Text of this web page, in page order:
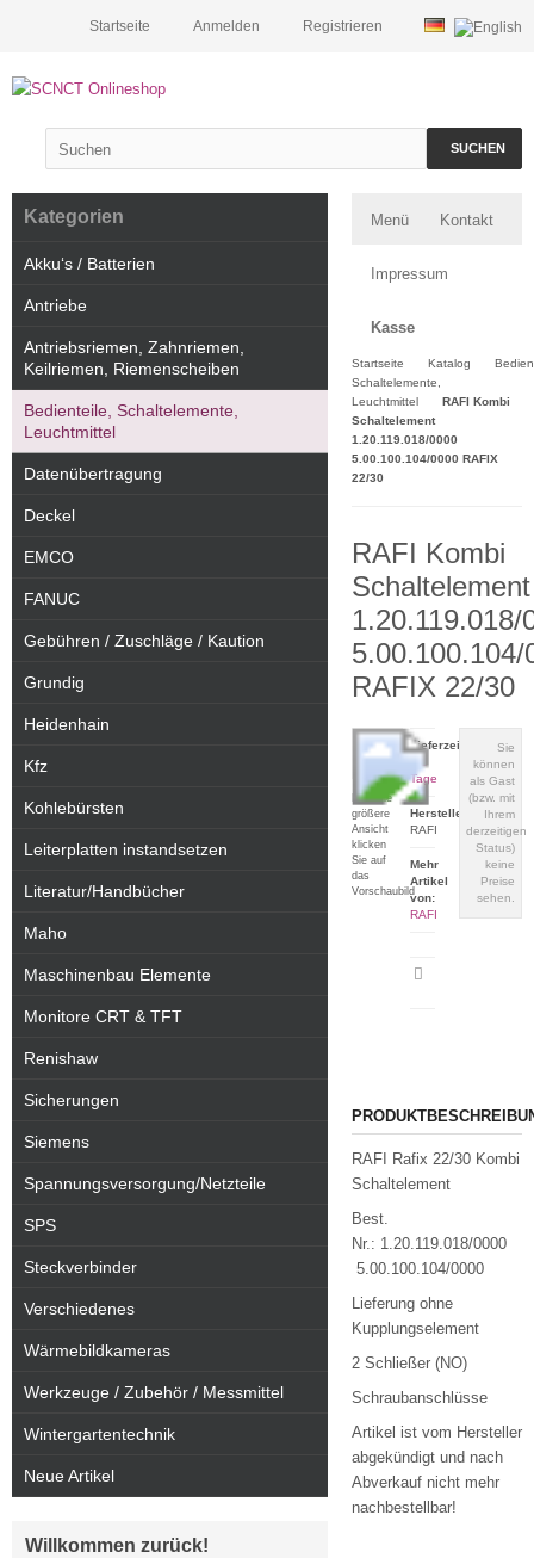
Registrieren
Anmelden
Startseite
SUCHEN
Menü Kontakt
Impressum
Kasse
Startseite Katalog
Schaltelemente,
Leuchtmittel
RAFI Kombi
Schaltelement
1.20.119.018/0000
5.00.100.104/0000 RAFIX
22/30
RAFI Kombi
Schaltelement
1.20.119.018/
5.00.100.104/
RAFIX 22/30
Für eine
größere
Ansicht
klicken
Sie auf
das
Vorschaubild
Sie
können
als Gast
(bzw. mit
Ihrem
derzeitigen
Status)
keine
Preise
sehen.
Lieferzeit:
1-3
Tage
Hersteller:
RAFI
Mehr
Artikel
von:
RAFI
RAFI Rafix 22/30 Kombi
Schaltelement
Best.
Nr.: 1.20.119.018/0000
5.00.100.104/0000
Lieferung ohne
Kupplungselement
2 Schließer (NO)
Schraubanschlüsse
Artikel ist vom Hersteller
abgekündigt und nach
Abverkauf nicht mehr
nachbestellbar!
Kategorien
Akku‘s / Batterien
Antriebe
Antriebsriemen, Zahnriemen,
Keilriemen, Riemenscheiben
Bedienteile, Schaltelemente,
Leuchtmittel
Datenübertragung
Deckel
EMCO
FANUC
Gebühren / Zuschläge / Kaution
Grundig
Heidenhain
Kfz
Kohlebürsten
Leiterplatten instandsetzen
Literatur/Handbücher
Maho
Maschinenbau Elemente
Monitore CRT & TFT
Renishaw
Sicherungen
Siemens
Spannungsversorgung/Netzteile
SPS
Steckverbinder
Verschiedenes
Wärmebildkameras
Werkzeuge / Zubehör / Messmittel
Wintergartentechnik
Neue Artikel
Willkommen zurück!